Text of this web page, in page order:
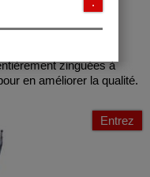
zinguées à
en améliorer la qualité.
Entrez